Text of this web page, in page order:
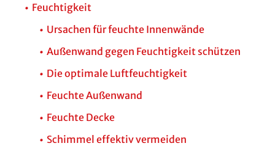
Feuchtigkeit
Ursachen für feuchte Innenwände
Außenwand gegen Feuchtigkeit schützen
Die optimale Luftfeuchtigkeit
Feuchte Außenwand
Feuchte Decke
Schimmel effektiv vermeiden